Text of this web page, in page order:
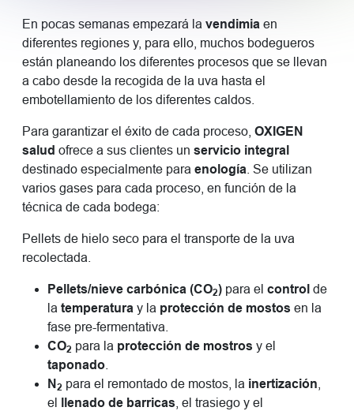
En pocas semanas empezará la vendimia en
diferentes regiones y, para ello, muchos bodegueros
están planeando los diferentes procesos que se llevan
a cabo desde la recogida de la uva hasta el
embotellamiento de los diferentes caldos.
Para garantizar el éxito de cada proceso, OXIGEN
salud ofrece a sus clientes un servicio integral
destinado especialmente para enología . Se utilizan
varios gases para cada proceso, en función de la
técnica de cada bodega:
Pellets de hielo seco para el transporte de la uva
recolectada.
Pellets/nieve carbónica (CO2) para el control de
la temperatura y la protección de mostos en la
fase pre-fermentativa.
CO2 para la protección de mostros y el
taponado
N 2 para el remontado de mostos, la inertización
el
llenado de barricas , el trasiego y el